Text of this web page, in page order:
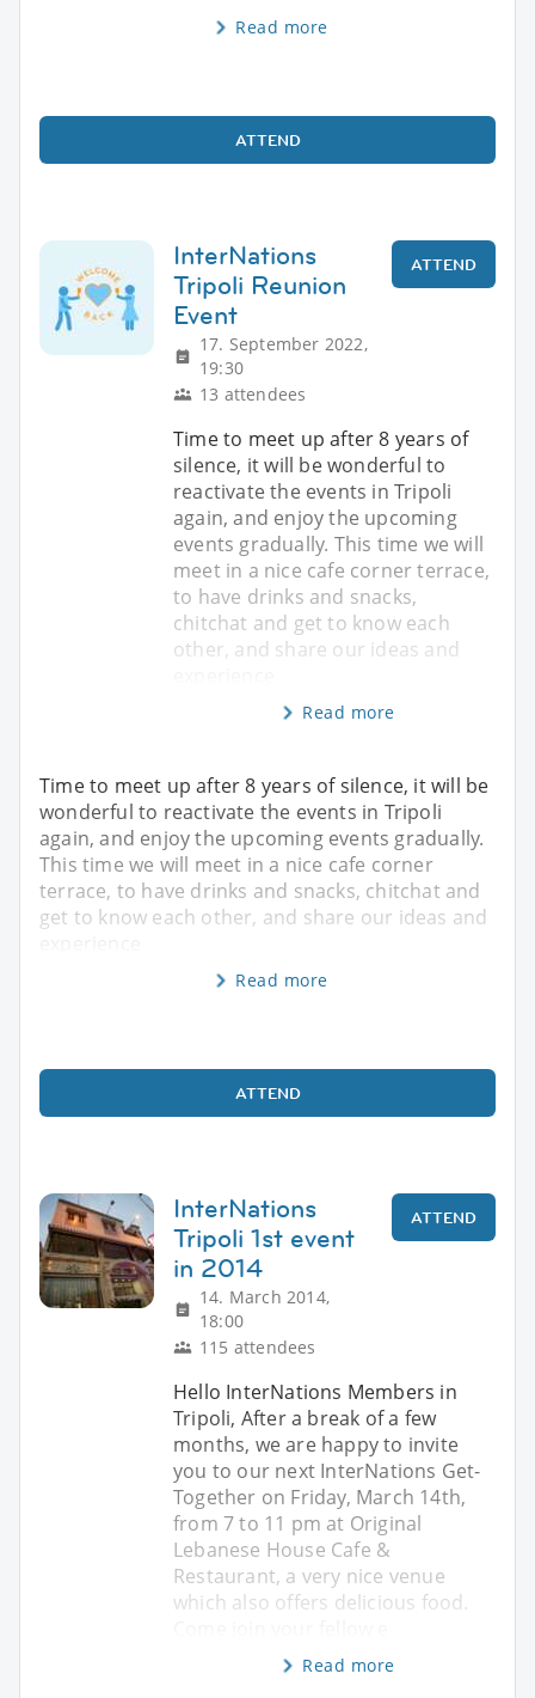
Read more
ATTEND
InterNations
Tripoli Reunion
Event
17. September 2022,
19:30
13 attendees
ATTEND
Time to meet up after 8 years of
silence, it will be wonderful to
reactivate the events in Tripoli
again, and enjoy the upcoming
events gradually. This time we will
meet in a nice cafe corner terrace,
to have drinks and snacks,
chitchat and get to know each
other, and share our ideas and
Read more
Time to meet up after 8 years of silence, it will be
wonderful to reactivate the events in Tripoli
again, and enjoy the upcoming events gradually.
This time we will meet in a nice cafe corner
terrace, to have drinks and snacks, chitchat and
get to know each other, and share our ideas and
Read more
ATTEND
InterNations
Tripoli 1st event
in 2014
14. March 2014,
18:00
115 attendees
ATTEND
Hello InterNations Members in
Tripoli, After a break of a few
months, we are happy to invite
you to our next InterNations Get-
Together on Friday, March 14th,
from 7 to 11 pm at Original
Lebanese House Cafe &
Restaurant, a very nice venue
which also offers delicious food.
Read more